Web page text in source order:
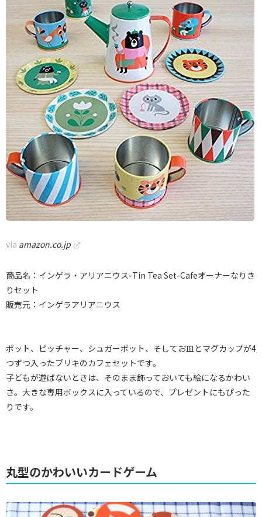
via amazon.co.jp
商品名：インゲラ・アリアニウス-Tin Tea Set-Cafeオーナーなりき
りセット
販売元：インゲラアリアニウス
ポット、ピッチャー、シュガーポット、そしてお皿とマグカップが4
つずつ入ったブリキのカフェセットです。
子どもが遊ばないときは、そのまま飾っておいても絵になるかわい
さ。大きな専用ボックスに入っているので、プレゼントにもぴった
りです。
丸型のかわいいカードゲーム